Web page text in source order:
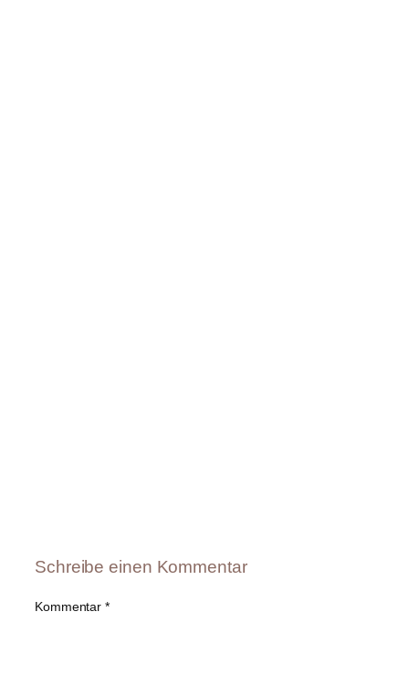
Schreibe einen Kommentar
Kommentar*